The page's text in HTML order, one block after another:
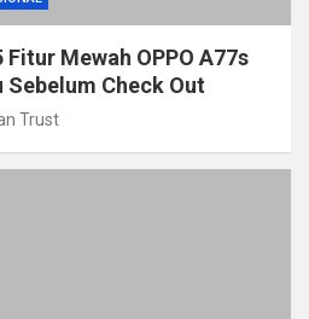
Mewah OPPO A77s
Sebelum Check Out
Trust